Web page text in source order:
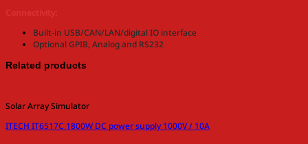
Built-in USB/CAN/LAN/digital IO interface
Optional GPIB, Analog and RS232
Related products
Solar Array Simulator
ITECH IT6517C 1800W DC power supply 1000V / 10A